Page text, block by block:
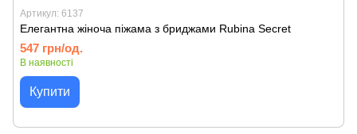
Артикул: 6137
Елегантна жіноча піжама з бриджами Rubina Secret
547 грн/од.
В наявності
Купити